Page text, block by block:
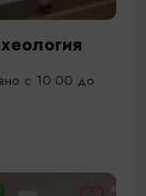
с 10:00 до